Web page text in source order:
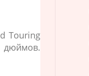
Touring
дюймов.